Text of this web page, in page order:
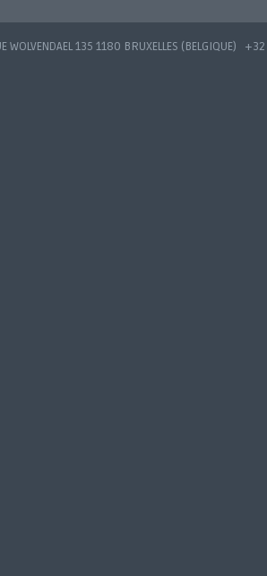
WOLVENDAEL 135 1180 BRUXELLES (BELGIQUE)